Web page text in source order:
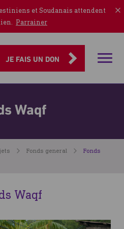
et Soudanais attendent
Parrainer
JE FAIS UN DON
Waqf
Fonds general
Fonds
Waqf